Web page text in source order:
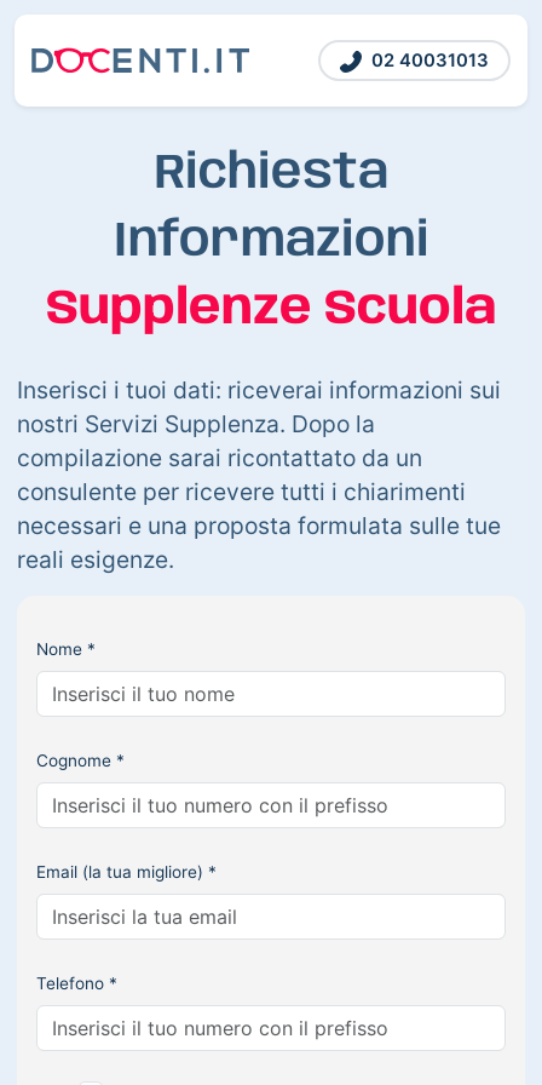
02 40031013
Richiesta
Informazioni
Supplenze Scuola
Inserisci i tuoi dati: riceverai informazioni sui
nostri Servizi Supplenza. Dopo la
compilazione sarai ricontattato da un
consulente per ricevere tutti i chiarimenti
necessari e una proposta formulata sulle tue
reali esigenze.
Nome *
Cognome *
Email (la tua migliore) *
Telefono *